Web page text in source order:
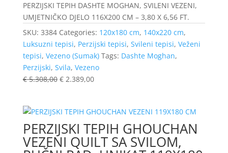
PERZIJSKI TEPIH DASHTE MOGHAN, SVILENI VEZENI,
UMJETNIČKO DJELO 116X200 CM – 3,80 X 6,56 FT.
SKU: 3384 Categories: 120x180 cm, 140x220 cm,
Luksuzni tepisi, Perzijski tepisi, Svileni tepisi, Veženi
tepisi, Vezeno (Sumak) Tags: Dashte Moghan,
Perzijski, Svila, Vezeno
€5.308,00 €2.389,00
PERZIJSKI TEPIH GHOUCHAN
VEZENI QUILT SA SVILOM,